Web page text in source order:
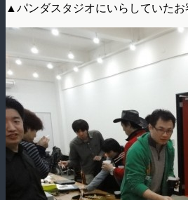
▲パンダスタジオにいらしていたお